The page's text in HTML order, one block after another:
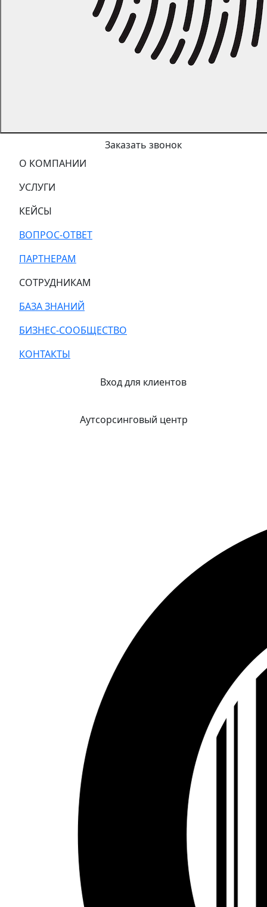
Заказать звонок
О КОМПАНИИ
УСЛУГИ
КЕЙСЫ
ВОПРОС-ОТВЕТ
ПАРТНЕРАМ
СОТРУДНИКАМ
БАЗА ЗНАНИЙ
БИЗНЕС-СООБЩЕСТВО
КОНТАКТЫ
Вход для клиентов
Аутсорсинговый центр